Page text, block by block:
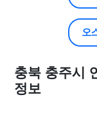
오
충북 충주시
정보